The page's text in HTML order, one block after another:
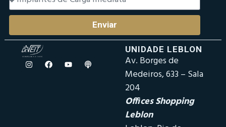
Enviar
UNIDADE LEBLON
Av. Borges de
Medeiros, 633 – Sala
204
Offices Shopping
Leblon